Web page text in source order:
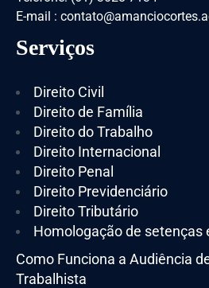
E-mail :
Serviços
Direito Civil
Direito de Família
Direito do Trabalho
Direito Internacional
Direito Penal
Direito Previdenciário
Direito Tributário
Homologação de setenças
Como Funciona a Audiência
Trabalhista